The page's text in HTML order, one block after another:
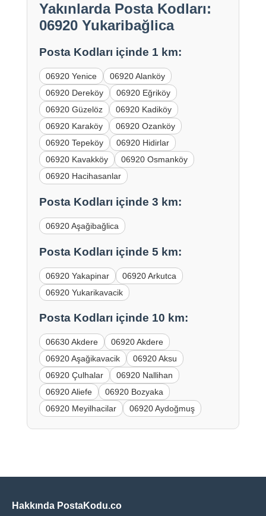
Yakınlarda Posta Kodları:
06920 Yukaribağlica
Posta Kodları içinde 1 km:
06920 Yenice
06920 Alanköy
06920 Dereköy
06920 Eğriköy
06920 Güzelöz
06920 Kadiköy
06920 Karaköy
06920 Ozanköy
06920 Tepeköy
06920 Hidirlar
06920 Kavakköy
06920 Osmanköy
06920 Hacihasanlar
Posta Kodları içinde 3 km:
06920 Aşağibağlica
Posta Kodları içinde 5 km:
06920 Yakapinar
06920 Arkutca
06920 Yukarikavacik
Posta Kodları içinde 10 km:
06630 Akdere
06920 Akdere
06920 Aşağikavacik
06920 Aksu
06920 Çulhalar
06920 Nallihan
06920 Aliefe
06920 Bozyaka
06920 Meyilhacilar
06920 Aydoğmuş
Hakkında PostaKodu.co